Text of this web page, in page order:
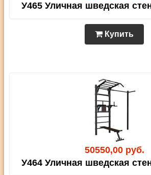
У465 Уличная шведская
Купить
50550,00 руб.
У464 Уличная шведская